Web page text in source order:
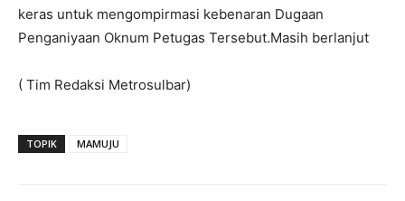
keras untuk mengompirmasi kebenaran Dugaan
Penganiyaan Oknum Petugas Tersebut.Masih berlanjut
( Tim Redaksi Metrosulbar)
TOPIK MAMUJU